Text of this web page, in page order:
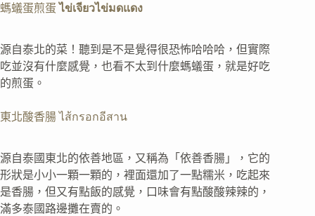
螞蟻蛋煎蛋ไข่เจียวไข่มดแดง
源自泰北的菜！聽到是不是覺得很恐怖哈哈哈，但實際
吃並沒有什麼感覺，也看不太到什麼螞蟻蛋，就是好吃
的煎蛋。
東北酸香腸 ไส้กรอกอีสาน
源自泰國東北的依善地區，又稱為「依善香腸」，它的
形狀是小小一顆一顆的，裡面還加了一點糯米，吃起來
是香腸，但又有點飯的感覺，口味會有點酸酸辣辣的，
滿多泰國路邊攤在賣的。